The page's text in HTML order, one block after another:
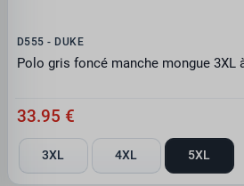
D555 - DUKE
Polo gris foncé manche mongue 3XL
33.95 €
3XL 4XL 5XL